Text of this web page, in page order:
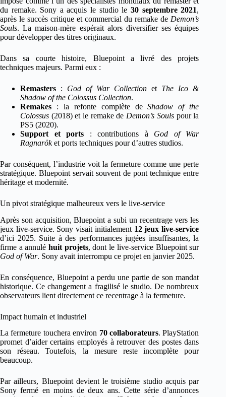
du remake. Sony a acquis le studio le 30 septembre 2021,
après le succès critique et commercial du remake de Demon’s
Souls. La maison-mère espérait alors diversifier ses équipes
pour développer des titres originaux.
Dans sa courte histoire, Bluepoint a livré des projets
techniques majeurs. Parmi eux :
Remasters : God of War Collection et The Ico &
Shadow of the Colossus Collection.
Remakes : la refonte complète deShadow of the
Colossus (2018) et le remake de Demon’s Soulspour la
PS5 (2020).
Support et ports : contributions à God of War
Ragnaröket ports techniques pour d’autres studios.
Par conséquent, l’industrie voit la fermeture comme une perte
stratégique. Bluepoint servait souvent de pont technique entre
héritage et modernité.
Un pivot stratégique malheureux vers le live-service
Après son acquisition, Bluepoint a subi un recentrage vers les
jeux live-service. Sony visait initialement 12 jeux live-service
d’ici 2025. Suite à des performances jugées insuffisantes, la
firme a annuléhuit projets, dont le live-service Bluepoint sur
God of War. Sony avait interrompu ce projet en janvier 2025.
En conséquence, Bluepoint a perdu une partie de son mandat
historique. Ce changement a fragilisé le studio. De nombreux
observateurs lient directement ce recentrage à la fermeture.
Impact humain et industriel
La fermeture touchera environ 70 collaborateurs. PlayStation
promet d’aider certains employés à retrouver des postes dans
son réseau. Toutefois, la mesure reste incomplète pour
beaucoup.
Par ailleurs, Bluepoint devient le troisième studio acquis par
Sony fermé en moins de deux ans. Cette série d’annonces